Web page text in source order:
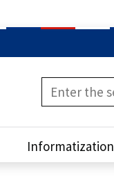
Informatization